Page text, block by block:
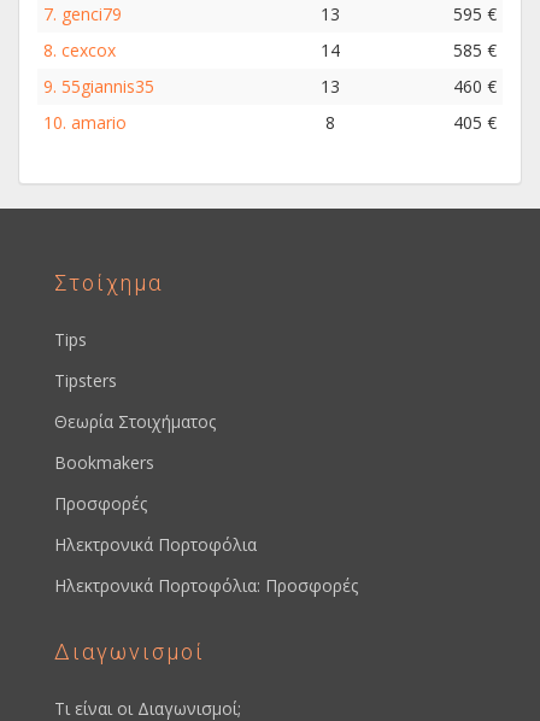
7. genci79 13
595 €
8. cexcox 14
585 €
9. 55giannis35 13
460 €
10. amario 8 405 €
Στοίχημα
Tips
Tipsters
Θεωρία Στοιχήματος
Bookmakers
Προσφορές
Ηλεκτρονικά Πορτοφόλια
Ηλεκτρονικά Πορτοφόλια: Προσφορές
Διαγωνισμοί
Τι είναι οι Διαγωνισμοί;